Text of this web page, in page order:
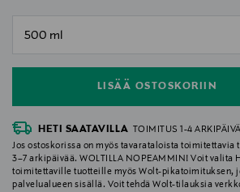
LISÄÄ OSTOSKORIIN
HETI SAATAVILLA
TOIMITUS 1-4
Jos ostoskorissa on myös tavarataloista toimitettavia
3–7 arkipäivää. WOLTILLA NOPEAMMIN! Voit valita
toimitettaville tuotteille myös Wolt-pikatoimituksen,
palvelualueen sisällä. Voit tehdä Wolt-tilauksia